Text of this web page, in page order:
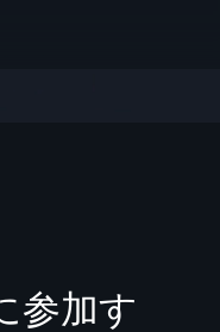
参加す